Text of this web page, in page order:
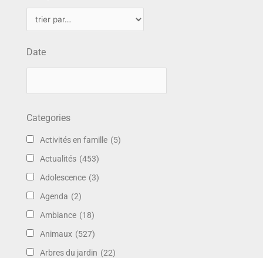
Date
Categories
Activités en famille (5)
Actualités (453)
Adolescence (3)
Agenda (2)
Ambiance (18)
Animaux (527)
Arbres du jardin (22)